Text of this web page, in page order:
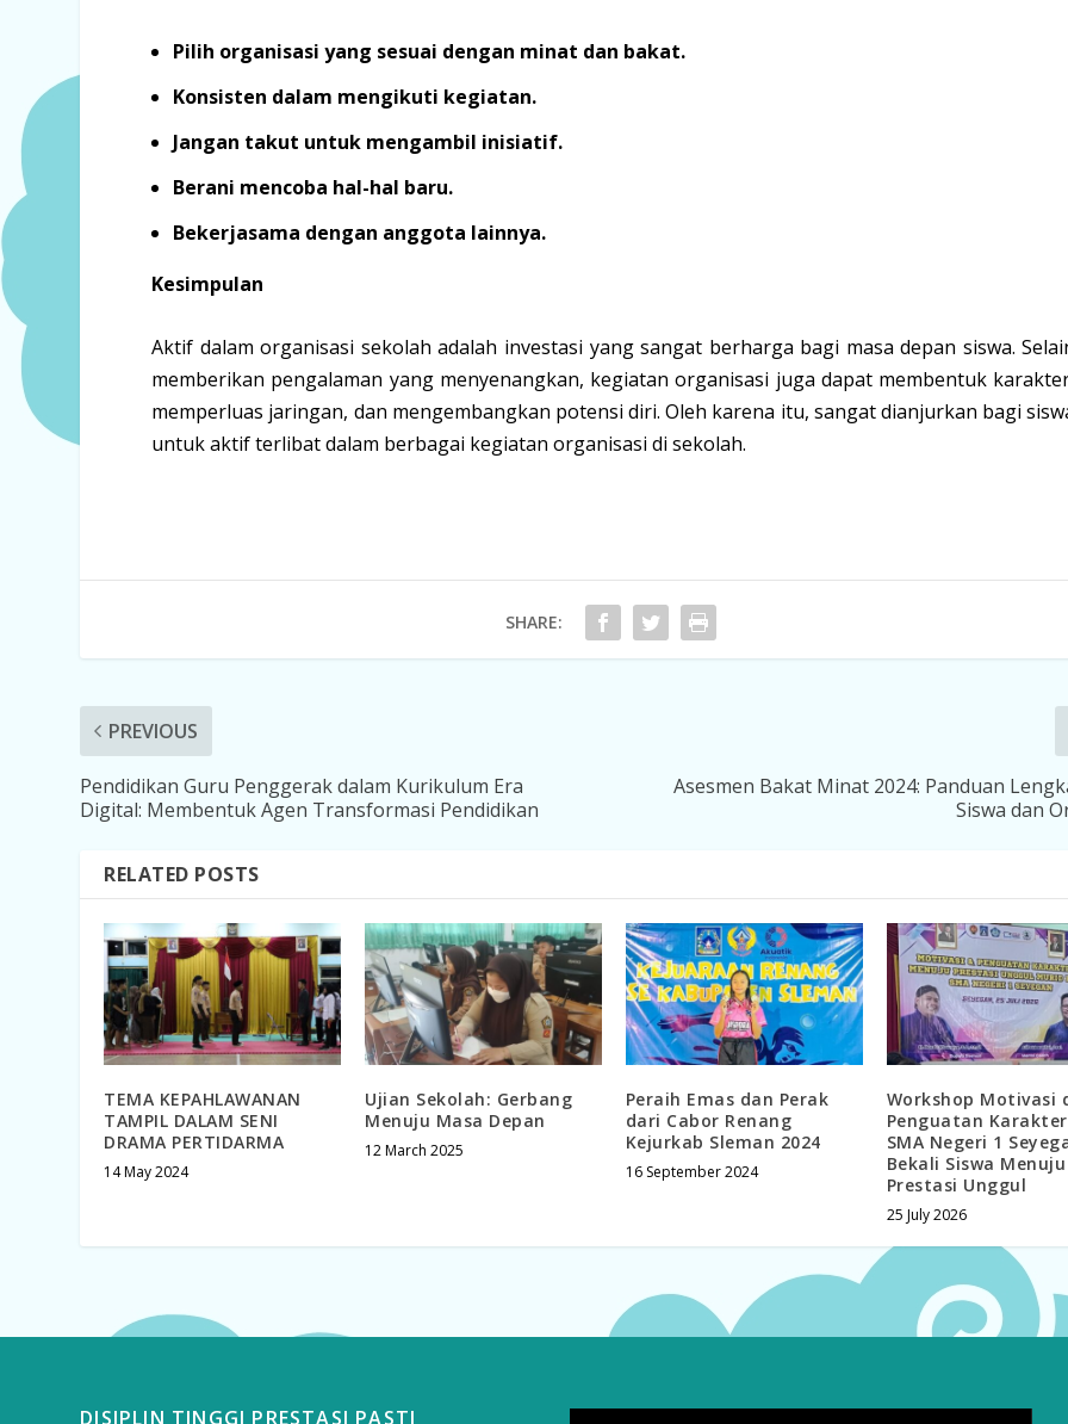
Pilih organisasi yang sesuai dengan minat dan bakat.
Konsisten dalam mengikuti kegiatan.
Jangan takut untuk mengambil inisiatif.
Berani mencoba hal-hal baru.
Bekerjasama dengan anggota lainnya.
Kesimpulan
Aktif dalam organisasi sekolah adalah investasi yang sangat berharga bagi masa depan siswa.
memberikan pengalaman yang menyenangkan, kegiatan organisasi juga dapat membentuk
memperluas jaringan, dan mengembangkan potensi diri. Oleh karena itu, sangat dianjurkan bagi
untuk aktif terlibat dalam berbagai kegiatan organisasi di sekolah.
SHARE:
PREVIOUS
Pendidikan Guru Penggerak dalam Kurikulum Era
Digital: Membentuk Agen Transformasi Pendidikan
Asesmen Bakat Minat 2024: Panduan
Siswa dan
RELATED POSTS
TEMA KEPAHLAWANAN
TAMPIL DALAM SENI
DRAMA PERTIDARMA
14 May 2024
Ujian Sekolah: Gerbang
Menuju Masa Depan
12 March 2025
Peraih Emas dan Perak
dari Cabor Renang
Kejurkab Sleman 2024
16 September 2024
Workshop Motivasi
Penguatan Karakter
SMA Negeri 1
Bekali Siswa Menuju
Prestasi Unggul
25 July 2026
DISIPLIN TINGGI PRESTASI PASTI